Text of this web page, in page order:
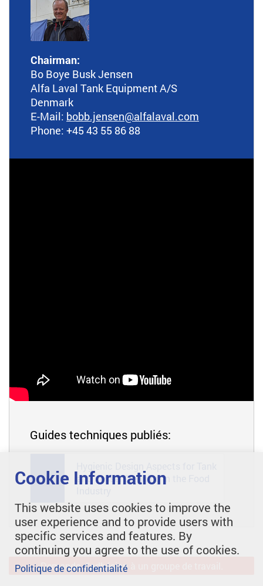
Chairman:
Bo Boye Busk Jensen
Alfa Laval Tank Equipment A/S
Denmark
E-Mail: bobb.jensen@alfalaval.com
Phone: +45 43 55 86 88
Guides techniques publiés:
GL 51
and Vessel Cleaning in the Food
Demande d'adhésion à un groupe de travail.
Cookie Information
This website uses cookies to improve the
user experience and to provide users with
specific services and features. By
continuing you agree to the use of cookies.
Politique de confidentialité